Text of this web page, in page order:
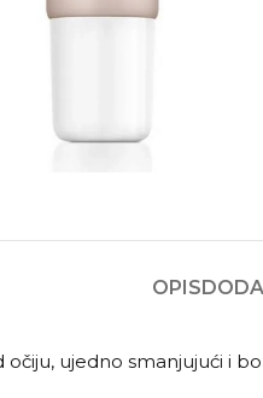
OPIS
ujedno smanjujući i